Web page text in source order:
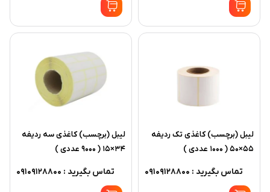
ليبل (برچسب) کاغذی تک رديفه
55×50 ( 1000 عددی )
تماس بگیرید : 09109128800
ليبل (برچسب) کاغذی سه رديفه
34×15 ( 9000 عددی )
تماس بگیرید : 09109128800